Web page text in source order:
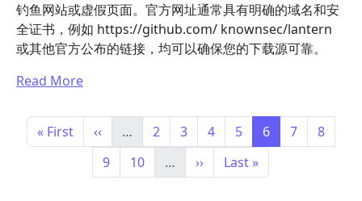
钓鱼网站或虚假页面。官方网址通常具有明确的域名和安
全证书，例如 https://github.com/ knownsec/lantern
或其他官方公布的链接，均可以确保您的下载源可靠。
Read More
Pagination
First page
« First Previous page
‹‹ … Page
2 Page
3 Page
4 Page
5 Page
6 Page
7 Page
8
Page
9 Page
10 … Next page
›› Last page
Last »